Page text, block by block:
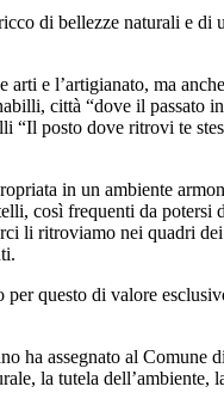
di bellezze naturali e di
e l’artigianato, ma
città “dove il passato
posto dove ritrovi te
in un ambiente
così frequenti da potersi
li ritroviamo nei quadri
questo di valore
assegnato al Comune di
la tutela dell’ambiente,